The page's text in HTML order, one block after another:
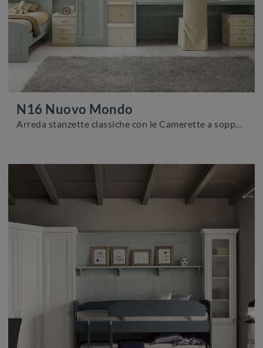
N16 Nuovo Mondo
Arreda stanzette classiche con le Camerette a soppalco Scandola! Il modello N16 Nuovo Mondo in legno è per bambini.